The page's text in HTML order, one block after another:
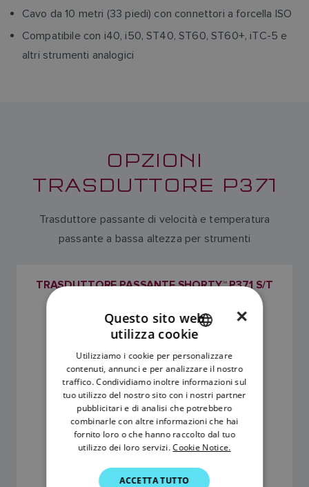
Cavo da 10 metri (33 piedi) con connettori a forcella ISO
Compatibile con i40, i50, ST40, ST60, ST60+, iTC-5 e
altri strumenti analogici
OPZIONI
TRASDUTTORE P371
Trasduttore passante di velocità e temperatura
passante a bassa altezza per strumenti
TRASDUTTORE PASSANTE SHORTY™ P371 S/T
164,70 €
ENGLISH
FRENCH
DANISH
ITALIAN
SWEDISH
DUTCH
×
Questo sito web
utilizza cookie
Utilizziamo i cookie per personalizzare
contenuti, annunci e per analizzare il nostro
traffico. Condividiamo inoltre informazioni sul
tuo utilizzo del nostro sito con i nostri partner
pubblicitari e di analisi che potrebbero
combinarle con altre informazioni che hai
fornito loro o che hanno raccolto dal tuo
utilizzo dei loro servizi. Cookie Notice.
ACCETTA TUTTO